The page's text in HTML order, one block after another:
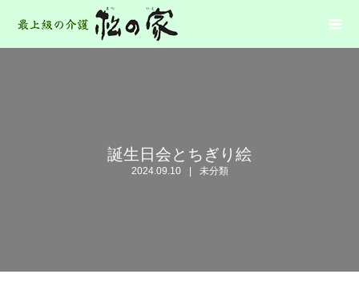
誕生日会とちぎり絵
2024.09.10 未分類